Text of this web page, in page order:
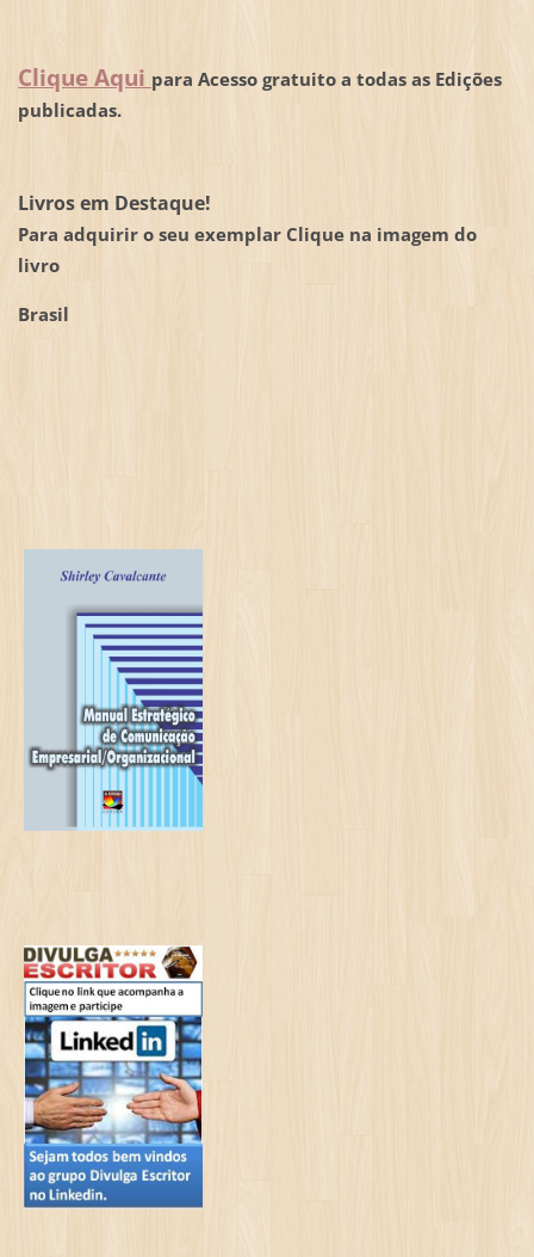
Clique Aqui para Acesso gratuito a todas as Edições
publicadas.
Livros em Destaque!
Para adquirir o seu exemplar Clique na imagem do
livro
Brasil